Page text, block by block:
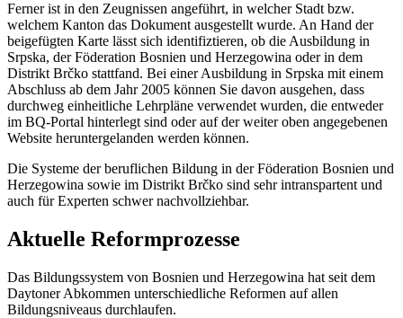
Ferner ist in den Zeugnissen angeführt, in welcher Stadt bzw.
welchem Kanton das Dokument ausgestellt wurde. An Hand der
beigefügten Karte lässt sich identifiztieren, ob die Ausbildung in
Srpska, der Föderation Bosnien und Herzegowina oder in dem
Distrikt Brčko stattfand. Bei einer Ausbildung in Srpska mit einem
Abschluss ab dem Jahr 2005 können Sie davon ausgehen, dass
durchweg einheitliche Lehrpläne verwendet wurden, die entweder
im BQ-Portal hinterlegt sind oder auf der weiter oben angegebenen
Website heruntergelanden werden können.
Die Systeme der beruflichen Bildung in der Föderation Bosnien und
Herzegowina sowie im Distrikt Brčko sind sehr intranspartent und
auch für Experten schwer nachvollziehbar.
Aktuelle Reformprozesse
Das Bildungssystem von Bosnien und Herzegowina hat seit dem
Daytoner Abkommen unterschiedliche Reformen auf allen
Bildungsniveaus durchlaufen.